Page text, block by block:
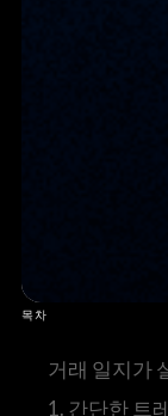
목차
거래 일지가
1. 간단한 트